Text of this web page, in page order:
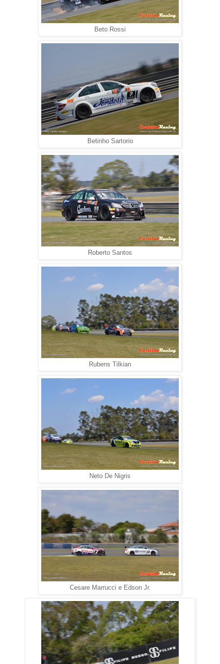
Beto Rossi
Betinho Sartorio
Roberto Santos
Rubens Tilkian
Neto De Nigris
Cesare Marrucci e Edson Jr.